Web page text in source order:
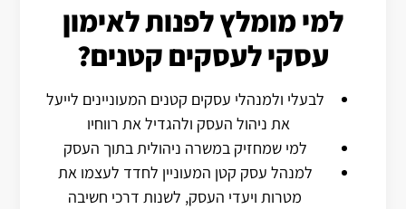
למי מומלץ לפנות לאימון
עסקי לעסקים קטנים?
לבעלי ולמנהלי עסקים קטנים המעוניינים לייעל
את ניהול העסק ולהגדיל את רווחיו
למי שמחזיק במשרה ניהולית בתוך העסק
למנהל עסק קטן המעוניין לחדד לעצמו את
מטרות ויעדי העסק, לשנות דרכי חשיבה